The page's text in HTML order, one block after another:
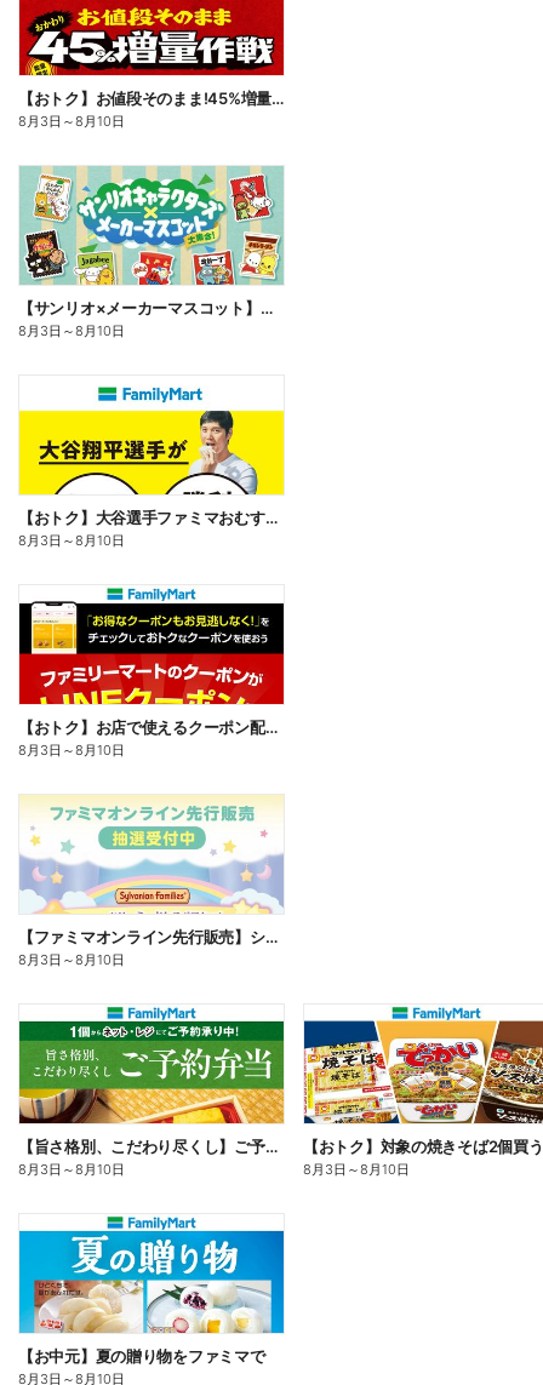
【おトク】お値段そのまま!45%増量作戦!
8月3日 ～8月10日
【サンリオ×メーカーマスコット】オリジナルグッズ貰える!
8月3日 ～8月10日
【おトク】大谷選手ファミマおむすび割
8月3日 ～8月10日
【おトク】お店で使えるクーポン配信中
8月3日 ～8月10日
【ファミマオンライン先行販売】シルバニアファミリー
8月3日 ～8月10日
【旨さ格別、こだわり尽くし】ご予約弁当
8月3日 ～8月10日 8月3日 ～8月10日
【お中元】夏の贈り物をファミマで
8月3日 ～8月10日